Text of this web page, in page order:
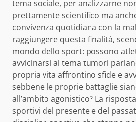
tema sociale, per analizzarne
prettamente scientifico ma
convivenza quotidiana con la
raggiungere questa finalità,
mondo dello sport: possono
avvicinarsi al tema tumori
propria vita affrontino sfide e
sebbene le proprie battaglie
all’ambito agonistico? La
sportivi del presente e del